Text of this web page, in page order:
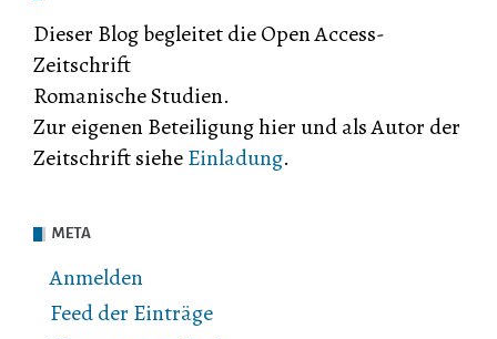
Dieser Blog begleitet die Open Access-
Zeitschrift
Romanische Studien.
Zur eigenen Beteiligung hier und als Autor der
Zeitschrift sieheEinladung.
META
Anmelden
Feed der Einträge